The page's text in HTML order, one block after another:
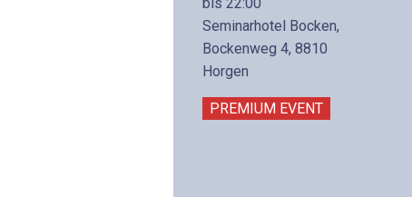
Seminarhotel Bocken,
Bockenweg 4, 8810
Horgen
PREMIUM EVENT